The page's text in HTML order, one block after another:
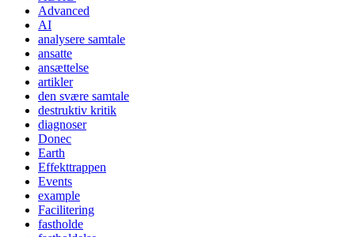
Advanced
AI
analysere samtale
ansatte
ansættelse
artikler
den svære samtale
destruktiv kritik
diagnoser
Donec
Earth
Effekttrappen
Events
example
Facilitering
fastholde